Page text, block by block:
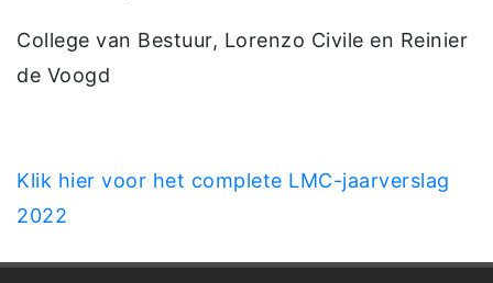
College van Bestuur, Lorenzo Civile en Reinier
de Voogd
Klik hier voor het complete LMC-jaarverslag
2022